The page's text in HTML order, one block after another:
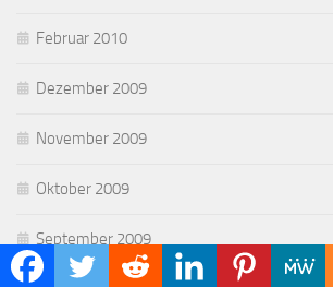
Februar 2010
Dezember 2009
November 2009
Oktober 2009
September 2009